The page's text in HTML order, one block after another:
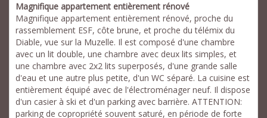
Magnifique appartement entièrement rénové
Magnifique appartement entièrement rénové, proche du
rassemblement ESF, côte brune, et proche du télémix du
Diable, vue sur la Muzelle. Il est composé d'une chambre
avec un lit double, une chambre avec deux lits simples, et
une chambre avec 2x2 lits superposés, d'une grande salle
d'eau et une autre plus petite, d'un WC séparé. La cuisine est
entièrement équipé avec de l'électroménager neuf. Il dispose
d'un casier à ski et d'un parking avec barrière. ATTENTION:
parking de copropriété souvent saturé, en période de forte